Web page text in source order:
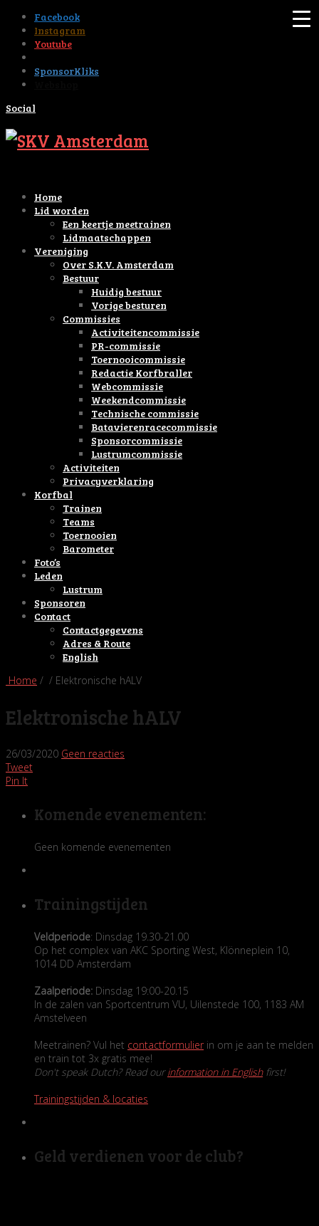
Facebook
Instagram
Youtube
SponsorKliks
Social
Home
Lid worden
Een keertje meetrainen
Lidmaatschappen
Vereniging
Over S.K.V. Amsterdam
Bestuur
Huidig bestuur
Vorige besturen
Commissies
Activiteitencommissie
PR-commissie
Toernooicommissie
Redactie Korfbraller
Webcommissie
Weekendcommissie
Technische commissie
Batavierenracecommissie
Sponsorcommissie
Lustrumcommissie
Activiteiten
Privacyverklaring
Korfbal
Trainen
Teams
Toernooien
Barometer
Foto’s
Leden
Lustrum
Sponsoren
Contact
Contactgegevens
Adres & Route
English
Home / / Elektronische hALV
Elektronische hALV
26/03/2020 Geen reacties
Tweet
Pin It
Komende evenementen:
Geen komende evenementen
Trainingstijden
Veldperiode: Dinsdag 19.30-21.00
Op het complex van AKC Sporting West, Klönneplein 10,
1014 DD Amsterdam
Zaalperiode: Dinsdag 19:00-20.15
In de zalen van Sportcentrum VU, Uilenstede 100, 1183 AM
Amstelveen
Meetrainen? Vul het contactformulierin om je aan te melden
en train tot 3x gratis mee!
Don't speak Dutch? Read ourinformation in Englishfirst!
Trainingstijden & locaties
Geld verdienen voor de club?